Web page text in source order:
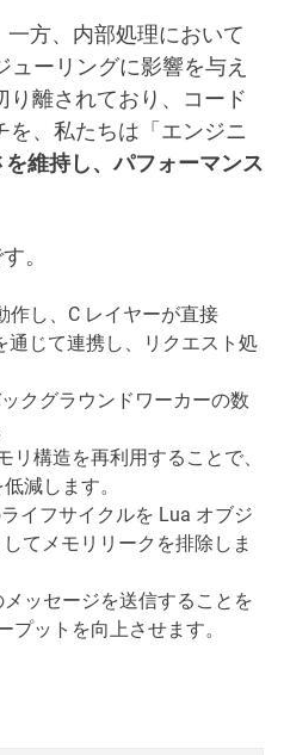
方、内部処理において
ーリングに影響を与え
離されており、コード
、私たちは「エンジニ
維持し、パフォーマンス
。
作し、C レイヤーが直接
通じて連携し、リクエスト処
クグラウンドワーカーの数
リ構造を再利用することで、
減します。
イフサイクルを Lua オブジ
てメモリリークを排除しま
メッセージを送信することを
ットを向上させます。